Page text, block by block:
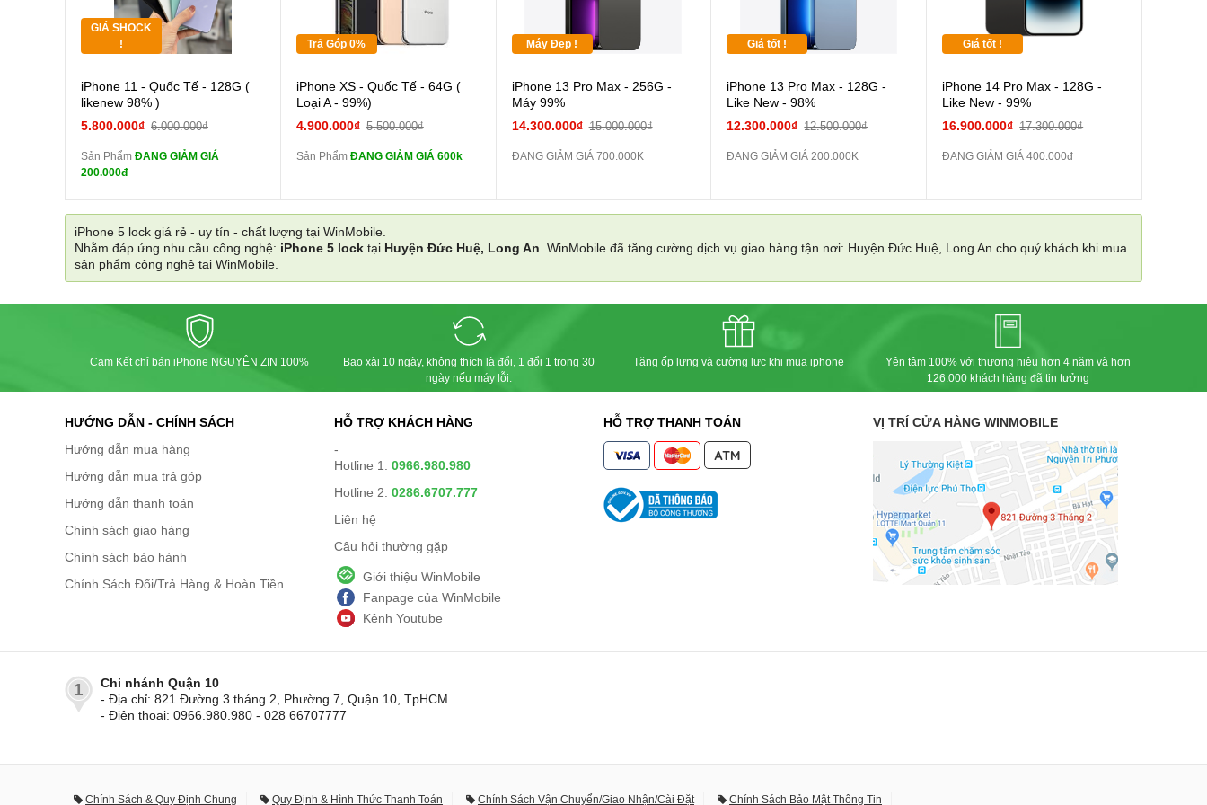
GIÁ SHOCK
!
Cường lực 10D full
màn
tai nghe iPhone 6S
Pin dự phòng và
các Phụ Kiện Khác
iPhone 11 - Quốc Tế - 128G (
likenew 98% )
5.800.000₫ 6.000.000₫
Sản Phẩm ĐANG GIẢM GIÁ
200.000đ
Trả Góp 0%
Tặng
Cường lực 10D full
màn
tai nghe iPhone 6S
Pin dự phòng và
iPhone XS - Quốc Tế - 64G (
Loại A - 99%)
4.900.000₫ 5.500.000₫
Sản Phẩm ĐANG GIẢM GIÁ 600k
Máy Đẹp !
iPhone 13 Pro Max - 256G -
Máy 99%
14.300.000₫ 15.000.000₫
ĐANG GIẢM GIÁ 700.000K
Giá tốt !
iPhone 13 Pro Max - 128G -
Like New - 98%
12.300.000₫ 12.500.000₫
ĐANG GIẢM GIÁ 200.000K
Giá tốt !
iPhone 14 Pro Max - 128G -
Like New - 99%
16.900.000₫ 17.300.000₫
ĐANG GIẢM GIÁ 400.000đ
iPhone 5 lock giá rẻ - uy tín - chất lượng tại WinMobile.
Nhằm đáp ứng nhu cầu công nghệ: iPhone 5 lock tại Huyện Đức Huệ, Long An . WinMobile đã tăng cường dịch vụ giao hàng tận nơi: Huyện Đức Huệ, Long An cho quý khách khi mua
sản phẩm công nghệ tại WinMobile.
Cam Kết chỉ bán iPhone NGUYÊN ZIN 100%
Bao xài 10 ngày, không thích là đổi, 1 đổi 1 trong 30
ngày nếu máy lỗi.
Tặng ốp lưng và cường lực khi mua iphone
Yên tâm 100% với thương hiệu hơn 4 năm và hơn
126.000 khách hàng đã tin tưởng
HƯỚNG DẪN - CHÍNH SÁCH
Hướng dẫn mua hàng
Hướng dẫn mua trả góp
Hướng dẫn thanh toán
Chính sách giao hàng
Chính sách bảo hành
Chính Sách Đổi/Trả Hàng & Hoàn Tiền
HỖ TRỢ KHÁCH HÀNG
-
Hotline 1: 0966.980.980
Hotline 2: 0286.6707.777
Liên hệ
Câu hỏi thường gặp
Giới thiệu WinMobile
Fanpage của WinMobile
Kênh Youtube
HỖ TRỢ THANH TOÁN VỊ TRÍ CỬA HÀNG WINMOBILE
1
Chi nhánh Quận 10
- Địa chỉ: 821 Đường 3 tháng 2, Phường 7, Quận 10, TpHCM
- Điện thoại: 0966.980.980 - 028 66707777
Chính Sách & Quy Định Chung Quy Định & Hình Thức Thanh Toán Chính Sách Vận Chuyển/Giao Nhận/Cài Đặt Chính Sách Bảo Mật Thông Tin